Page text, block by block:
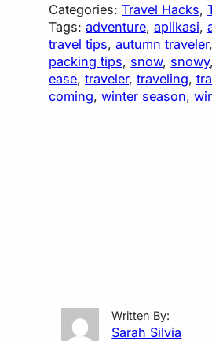
Categories:Travel Hacks,
Tags:adventure, aplikasi,
travel tips, autumn traveler,
packing tips, snow, snowy
ease, traveler, traveling,
coming, winter season,
Written By:
Sarah Silvia